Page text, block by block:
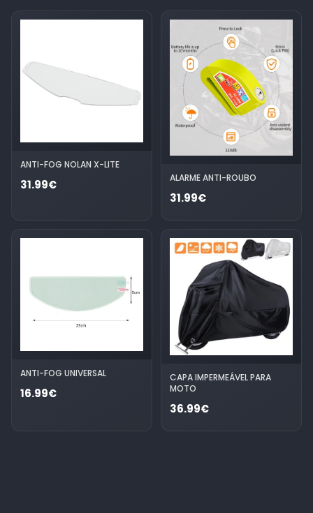
ANTI-FOG NOLAN X-LITE
31.99€ ALARME ANTI-ROUBO
31.99€
ANTI-FOG UNIVERSAL
16.99€
CAPA IMPERMEÁVEL PARA
MOTO
36.99€